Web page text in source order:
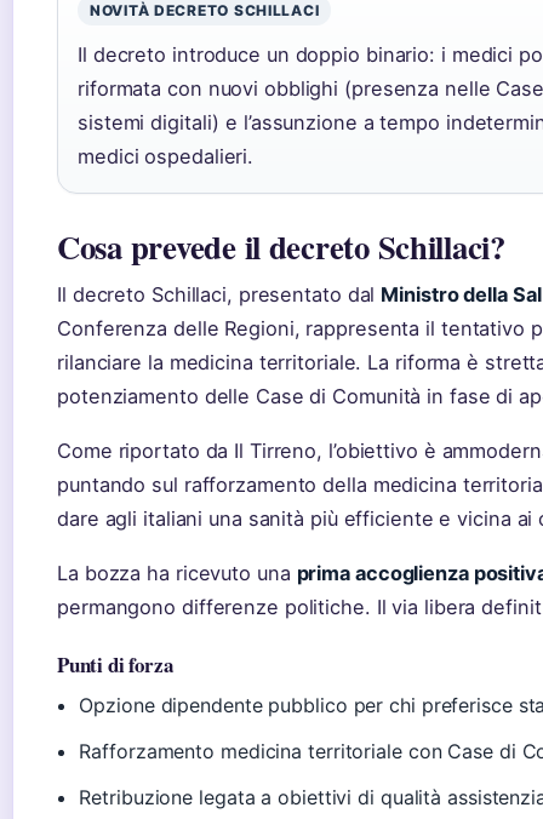
NOVITÀ DECRETO SCHILLACI
Il decreto introduce un doppio binario: i medici
riformata con nuovi obblighi (presenza nelle
sistemi digitali) e l’assunzione a tempo
medici ospedalieri.
Cosa prevede il decreto Schillaci?
Il decreto Schillaci, presentato dal Ministro della
Conferenza delle Regioni, rappresenta il tentativo
rilanciare la medicina territoriale. La riforma è
potenziamento delle Case di Comunità in fase di
Come riportato da Il Tirreno, l’obiettivo è
puntando sul rafforzamento della medicina
dare agli italiani una sanità più efficiente e vicina
La bozza ha ricevuto una prima accoglienza
permangono differenze politiche. Il via libera
Punti di forza
Opzione dipendente pubblico per chi preferisce
Rafforzamento medicina territoriale con Case di
Retribuzione legata a obiettivi di qualità